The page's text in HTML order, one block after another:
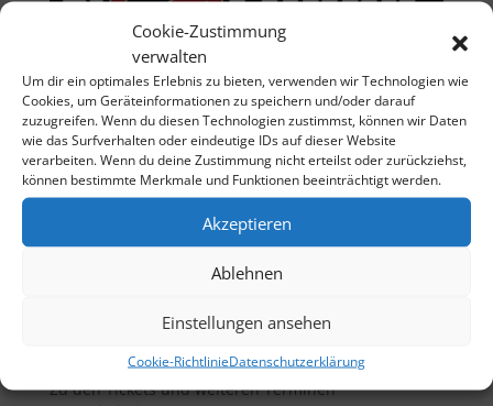
Cookie-Zustimmung
verwalten
Um dir ein optimales Erlebnis zu bieten, verwenden wir Technologien wie
Cookies, um Geräteinformationen zu speichern und/oder darauf
zuzugreifen. Wenn du diesen Technologien zustimmst, können wir Daten
wie das Surfverhalten oder eindeutige IDs auf dieser Website
verarbeiten. Wenn du deine Zustimmung nicht erteilst oder zurückziehst,
können bestimmte Merkmale und Funktionen beeinträchtigt werden.
Akzeptieren
Ablehnen
Einstellungen ansehen
Cookie-RichtlinieDatenschutzerklärung
21. November 2026
Schönaicher Fürst
Zu den Tickets und weiteren Terminen